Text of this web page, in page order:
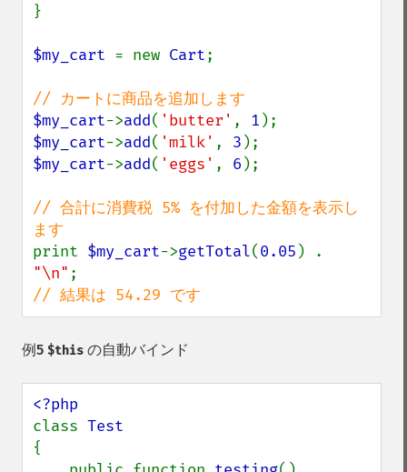
}
$my_cart = new Cart;
$my_cart->add( 'butter' , 1
$my_cart->add( 'milk' , 3
$my_cart->add( 'eggs' , 6 );
// 合計に消費税 5% を付加した金額を表示し
print $my_cart->getTotal(0.05
"\n"
// 結果は 54.29 です
例5 $this の自動バインド
class
{